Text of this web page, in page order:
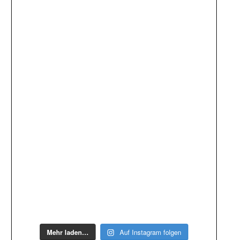
Mehr laden… Auf Instagram folgen